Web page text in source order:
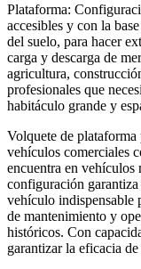
Plataforma:
accesibles y con la
del suelo, para hacer
carga y descarga de
agricultura,
profesionales que
habitáculo grande y
Volquete de
vehículos comerciales
encuentra en vehículos
configuración
vehículo indispensable
de mantenimiento y
históricos. Con
garantizar la eficacia